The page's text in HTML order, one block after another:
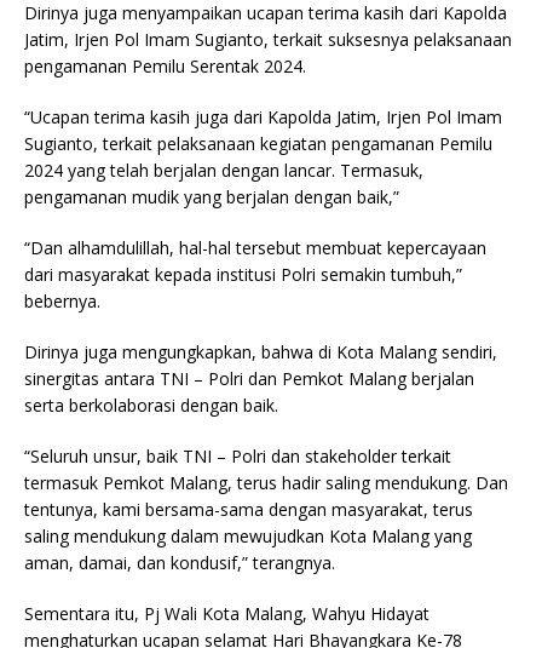
Dirinya juga menyampaikan ucapan terima kasih dari Kapolda
Jatim, Irjen Pol Imam Sugianto, terkait suksesnya pelaksanaan
pengamanan Pemilu Serentak 2024.
“Ucapan terima kasih juga dari Kapolda Jatim, Irjen Pol Imam
Sugianto, terkait pelaksanaan kegiatan pengamanan Pemilu
2024 yang telah berjalan dengan lancar. Termasuk,
pengamanan mudik yang berjalan dengan baik,”
“Dan alhamdulillah, hal-hal tersebut membuat kepercayaan
dari masyarakat kepada institusi Polri semakin tumbuh,”
bebernya.
Dirinya juga mengungkapkan, bahwa di Kota Malang sendiri,
sinergitas antara TNI – Polri dan Pemkot Malang berjalan
serta berkolaborasi dengan baik.
“Seluruh unsur, baik TNI – Polri dan stakeholder terkait
termasuk Pemkot Malang, terus hadir saling mendukung. Dan
tentunya, kami bersama-sama dengan masyarakat, terus
saling mendukung dalam mewujudkan Kota Malang yang
aman, damai, dan kondusif,” terangnya.
Sementara itu, Pj Wali Kota Malang, Wahyu Hidayat
menghaturkan ucapan selamat Hari Bhayangkara Ke-78